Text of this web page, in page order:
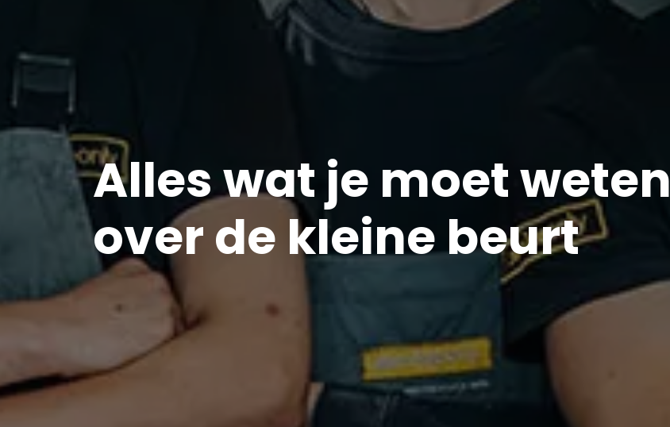
Alles wat je moet weten
over de kleine beurt